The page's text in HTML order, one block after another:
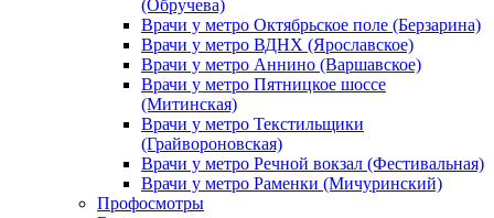
(Обручева)
Врачи у метро Октябрьское поле (Берзарина)
Врачи у метро ВДНХ (Ярославское)
Врачи у метро Аннино (Варшавское)
Врачи у метро Пятницкое шоссе
(Митинская)
Врачи у метро Текстильщики
(Грайвороновская)
Врачи у метро Речной вокзал (Фестивальная)
Врачи у метро Раменки (Мичуринский)
Профосмотры